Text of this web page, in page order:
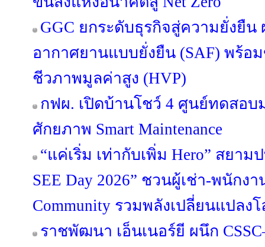
GGC ยกระดับธุรกิจสู่ความยั่งยืน
อากาศยานแบบยั่งยืน (SAF) พร้
ชีวภาพมูลค่าสูง (HVP)
กฟผ. เปิดบ้านโชว์ 4 ศูนย์ทดสอบ
ศักยภาพ Smart Maintenance
“แค่เริ่ม เท่ากับเพิ่ม Hero” สยาม
SEE Day 2026” ชวนผู้เช่า-พนักงา
Community รวมพลังเปลี่ยนแปลง
ราชพัฒนา เอ็นเนอร์ยี ผนึก